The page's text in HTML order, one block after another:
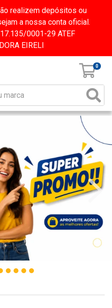
realizem depósitos ou
a nossa conta oficial.
0001-29 ATEF
EIRELI
0